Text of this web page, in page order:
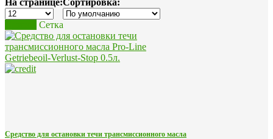
Сетка
Средство для остановки течи трансмиссионного масла